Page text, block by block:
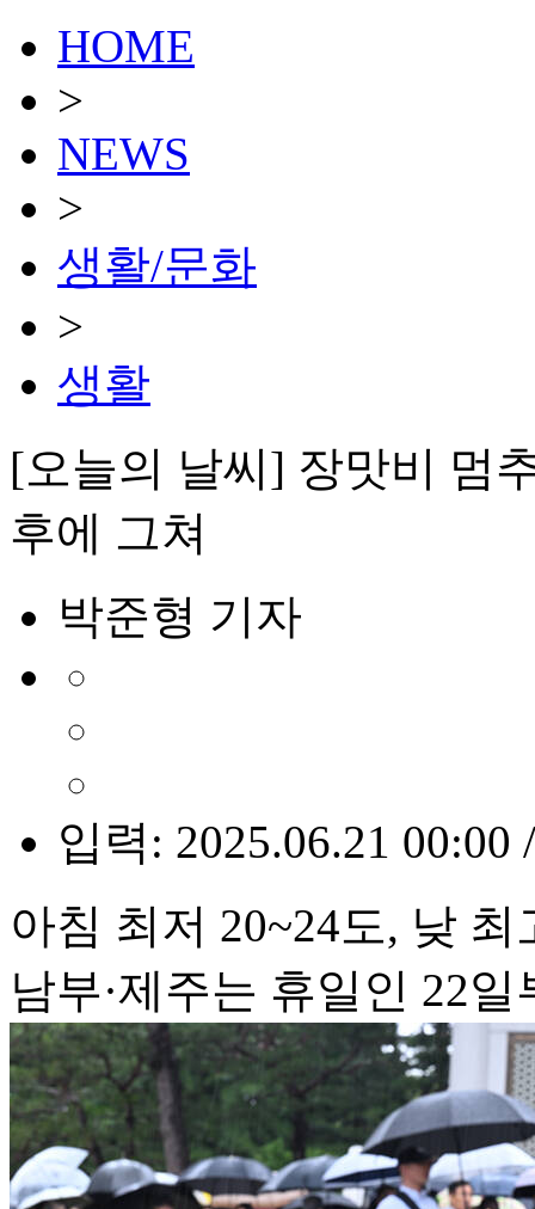
HOME
>
NEWS
>
생활/문화
>
생활
[오늘의 날씨] 장맛비 멈
후에 그쳐
박준형 기자
입력: 2025.06.21 00:00
아침 최저 20~24도, 낮 최
남부·제주는 휴일인 22